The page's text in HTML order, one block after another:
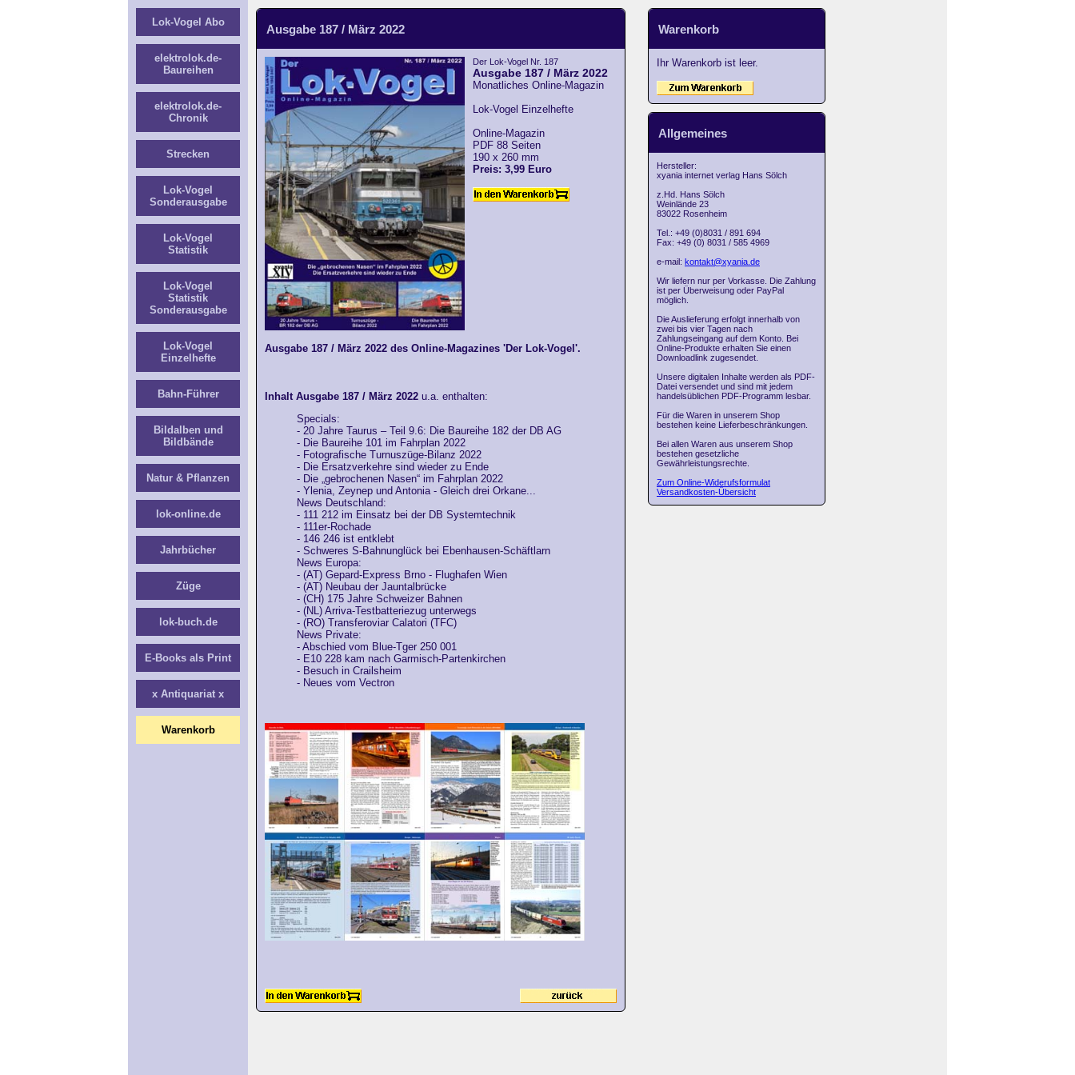
Ausgabe 187 / März 2022
Ausgabe 187 / März 2022 des Online-Magazines 'Der Lok-Vogel'.
Inhalt Ausgabe 187 / März 2022 u.a. enthalten:
Specials:
- 20 Jahre Taurus – Teil 9.6: Die Baureihe 182 der DB AG
- Die Baureihe 101 im Fahrplan 2022
- Fotografische Turnuszüge-Bilanz 2022
- Die Ersatzverkehre sind wieder zu Ende
- Die „gebrochenen Nasen“ im Fahrplan 2022
- Ylenia, Zeynep und Antonia - Gleich drei Orkane...
News Deutschland:
- 111 212 im Einsatz bei der DB Systemtechnik
- 111er-Rochade
- 146 246 ist entklebt
- Schweres S-Bahnunglück bei Ebenhausen-Schäftlarn
News Europa:
- (AT) Gepard-Express Brno - Flughafen Wien
- (AT) Neubau der Jauntalbrücke
- (CH) 175 Jahre Schweizer Bahnen
- (NL) Arriva-Testbatteriezug unterwegs
- (RO) Transferoviar Calatori (TFC)
News Private:
- Abschied vom Blue-Tger 250 001
- E10 228 kam nach Garmisch-Partenkirchen
- Besuch in Crailsheim
- Neues vom Vectron
Der Lok-Vogel Nr. 187
Ausgabe 187 / März 2022
Monatliches Online-Magazin
Lok-Vogel Einzelhefte
Online-Magazin
PDF 88 Seiten
190 x 260 mm
Preis: 3,99 Euro
Warenkorb
Ihr Warenkorb ist leer.
Allgemeines
Hersteller:
xyania internet verlag Hans Sölch
z.Hd. Hans Sölch
Weinlände 23
83022 Rosenheim
Tel.: +49 (0)8031 / 891 694
Fax: +49 (0) 8031 / 585 4969
e-mail: kontakt@xyania.de
Wir liefern nur per Vorkasse. Die Zahlung
ist per Überweisung oder PayPal
möglich.
Die Auslieferung erfolgt innerhalb von
zwei bis vier Tagen nach
Zahlungseingang auf dem Konto. Bei
Online-Produkte erhalten Sie einen
Downloadlink zugesendet.
Unsere digitalen Inhalte werden als PDF-
Datei versendet und sind mit jedem
handelsüblichen PDF-Programm lesbar.
Für die Waren in unserem Shop
bestehen keine Lieferbeschränkungen.
Bei allen Waren aus unserem Shop
bestehen gesetzliche
Gewährleistungsrechte.
Zum Online-Widerufsformulat
Versandkosten-Übersicht
Lok-Vogel Abo
elektrolok.de-
Baureihen
elektrolok.de-
Chronik
Strecken
Lok-Vogel
Sonderausgabe
Lok-Vogel
Statistik
Lok-Vogel
Statistik
Sonderausgabe
Lok-Vogel
Einzelhefte
Bahn-Führer
Bildalben und
Bildbände
Natur & Pflanzen
lok-online.de
Jahrbücher
Züge
lok-buch.de
E-Books als Print
x Antiquariat x
Warenkorb